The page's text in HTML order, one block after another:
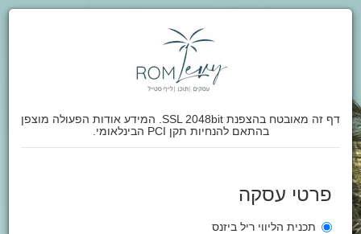
דף זה מאובטח בהצפנת SSL 2048bit. המידע אודות הפעולה מוצפן
בהתאם להנחיות תקן PCI הבינלאומי.
פרטי עסקה
תכנית הליווי ריל ביזנס